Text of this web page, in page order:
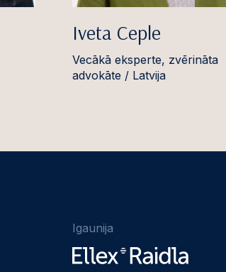
Iveta Ceple
Vecākā eksperte, zvērināta
advokāte / Latvija
Igaunija